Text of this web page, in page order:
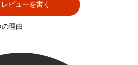
レビューを書く
理由